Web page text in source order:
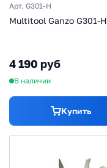
Арт. G301-H
Multitool Ganzo G301-Н
4 190 руб
В наличии
Купить